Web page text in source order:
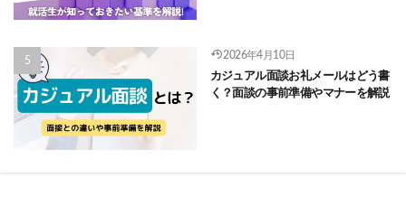
2026年4月10日
カジュアル面談お礼メールはどう書
く？面談の事前準備やマナーを解説